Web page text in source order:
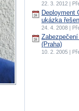
22. 3. 2012 |
Deployment
ukázka
24. 4. 2008 |
(Praha)
10. 2. 2005 |